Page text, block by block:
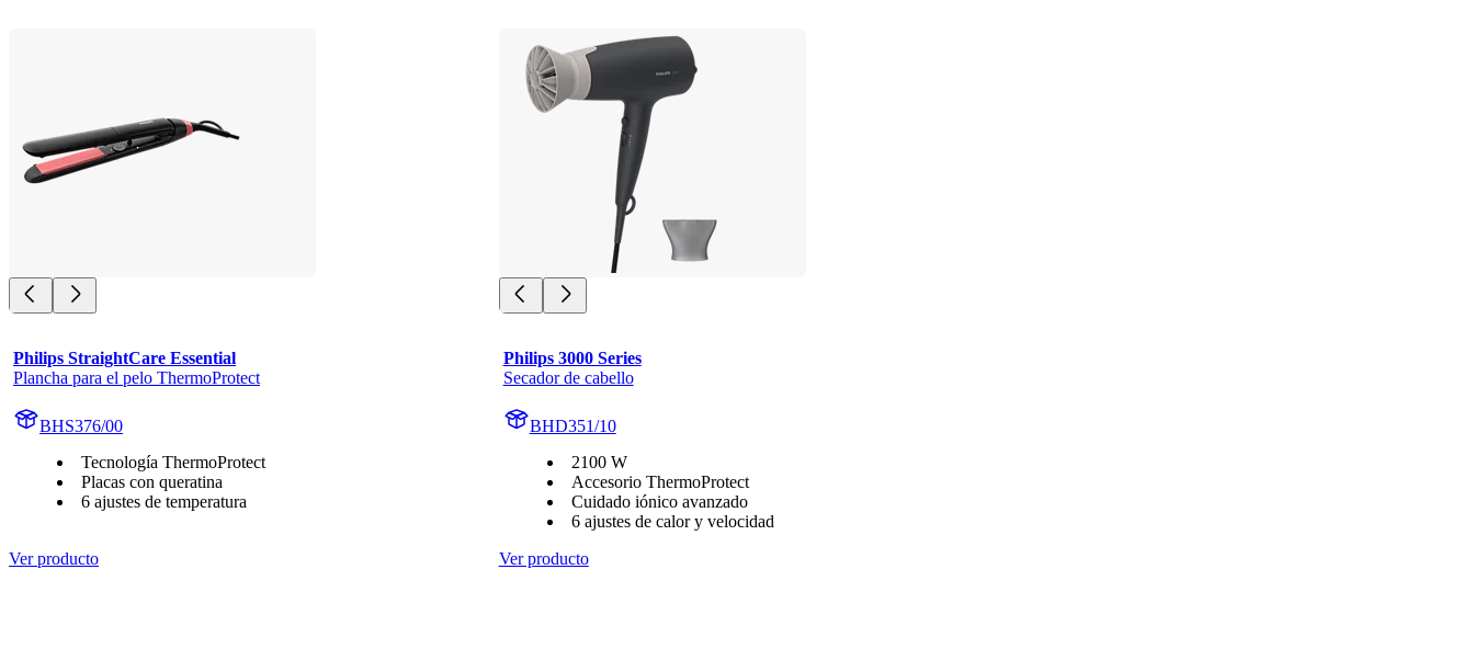
Philips StraightCare Essential
Plancha para el pelo ThermoProtect
BHS376/00
Tecnología ThermoProtect
Placas con queratina
6 ajustes de temperatura
Ver producto
Philips 3000 Series
Secador de cabello
BHD351/10
2100 W
Accesorio ThermoProtect
Cuidado iónico avanzado
6 ajustes de calor y velocidad
Ver producto